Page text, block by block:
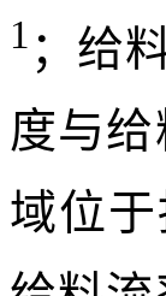
1 ；给
度与
域位